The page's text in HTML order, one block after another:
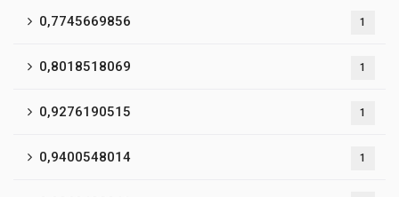
0,7745669856 1
0,8018518069 1
0,9276190515 1
0,9400548014 1